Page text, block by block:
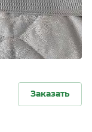
Заказать